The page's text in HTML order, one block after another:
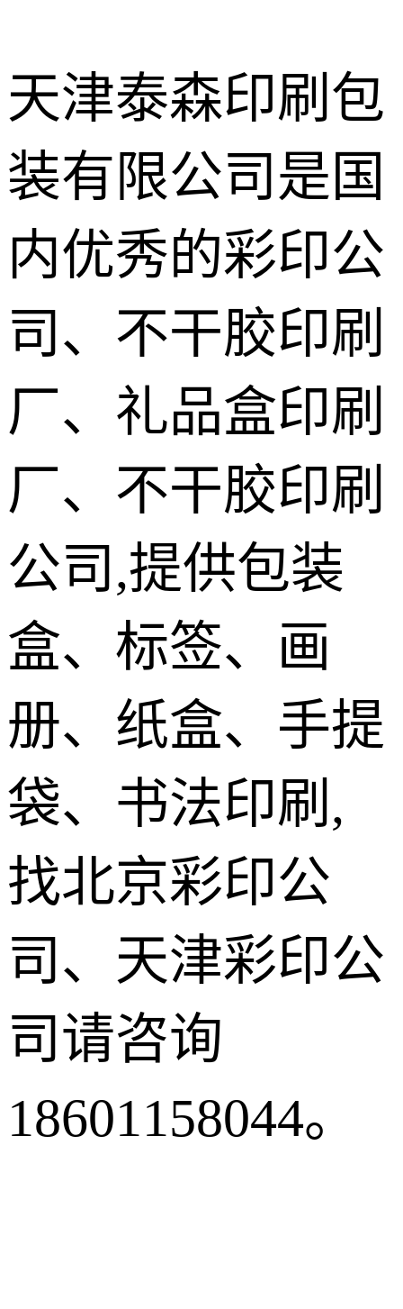
天津泰森印刷包
装有限公司是国
内优秀的彩印公
司、不干胶印刷
厂、礼品盒印刷
厂、不干胶印刷
公司,提供包装
盒、标签、画
册、纸盒、手提
袋、书法印刷,
找北京彩印公
司、天津彩印公
司请咨询
18601158044。
出版物期刊
杂志画册印
刷
不干胶商标
标签印刷
彩箱纸盒礼
品盒印刷
笔记本记事
本印刷
书法字画家
谱族谱印刷
档案盒档案
布购物袋印
无碳复写信
联印刷